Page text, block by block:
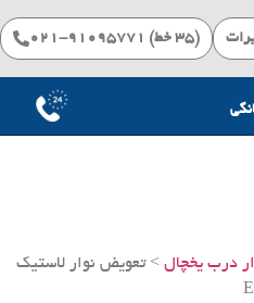
(۳۵ خط) 91095771-021
درب یخچال > تعویض نوار لاستیک